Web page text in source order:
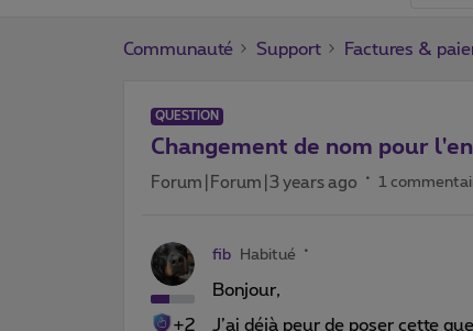
Communauté Support Factures &
QUESTION
Changement de nom pour
Forum|Forum|3 years ago 1
+2
fib Habitué
Bonjour,
J’ai déjà peur de poser cette